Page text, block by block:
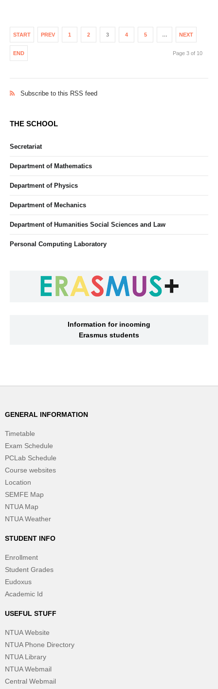
START PREV 1 2 3 4 5 … NEXT
END Page 3 of 10
Subscribe to this RSS feed
THE SCHOOL
Secretariat
Department of Mathematics
Department of Physics
Department of Mechanics
Department of Humanities Social Sciences and Law
Personal Computing Laboratory
Information for incoming
Erasmus students
GENERAL INFORMATION
Timetable
Exam Schedule
PCLab Schedule
Course websites
Location
SEMFE Map
NTUA Map
NTUA Weather
STUDENT INFO
Enrollment
Student Grades
Eudoxus
Academic Id
USEFUL STUFF
NTUA Website
NTUA Phone Directory
NTUA Library
NTUA Webmail
Central Webmail